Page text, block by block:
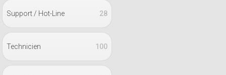
28
Support / Hot-Line
100
Technicien